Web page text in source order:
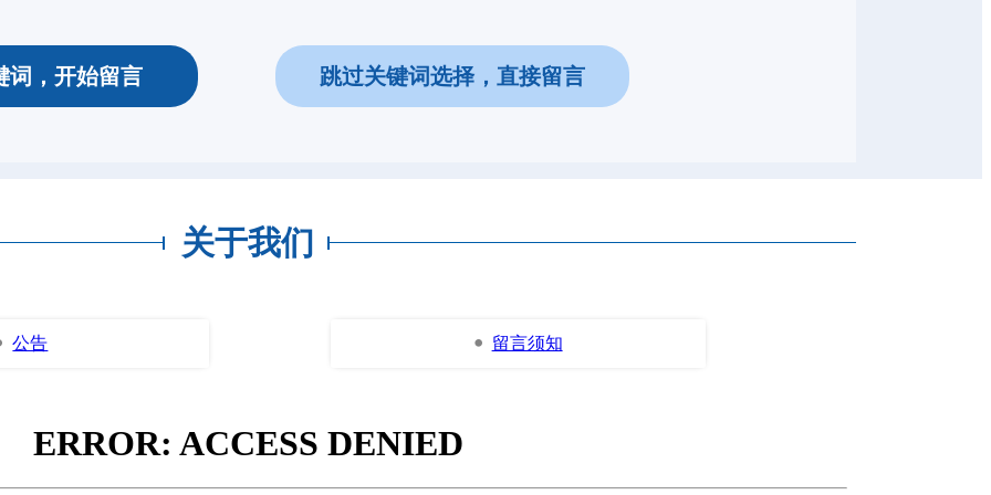
词，开始留言 跳过关键词选择，直接留言
关于我们
公告 留言须知